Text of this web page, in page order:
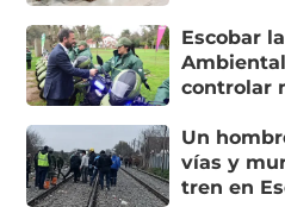
Escobar
controlar
Un
vías y
tren en